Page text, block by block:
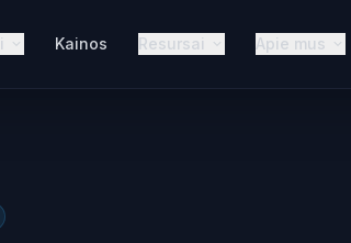
Kainos Resursai Apie mus